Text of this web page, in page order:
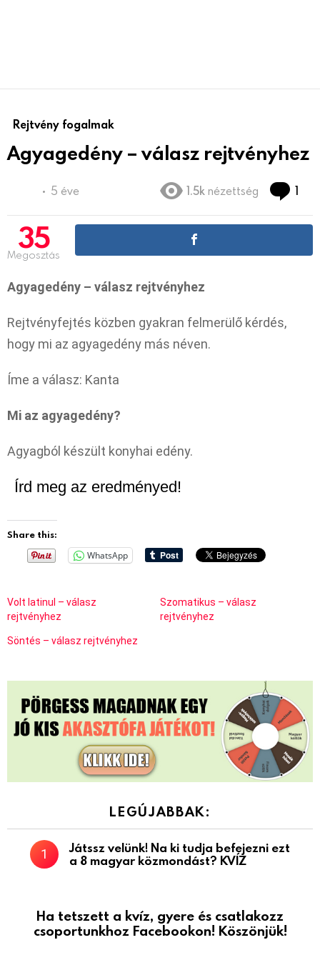
Rejtvény fogalmak
Agyagedény – válasz rejtvényhez
5 éve 1.5k nézettség 1
35
Megosztás
Agyagedény – válasz rejtvényhez
Rejtvényfejtés közben gyakran felmerülő kérdés,
hogy mi az agyagedény más néven.
Íme a válasz: Kanta
Mi az agyagedény?
Agyagból készült konyhai edény.
Írd meg az eredményed!
Share this:
WhatsApp
Volt latinul – válasz
rejtvényhez
Szomatikus – válasz
rejtvényhez
Söntés – válasz rejtvényhez
LEGÚJABBAK:
Játssz velünk! Na ki tudja befejezni ezt
a 8 magyar közmondást? KVÍZ
Ha tetszett a kvíz, gyere és csatlakozz
csoportunkhoz Facebookon! Köszönjük!